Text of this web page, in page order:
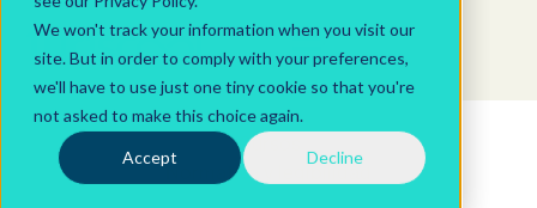
We won't track your information when you visit our
site. But in order to comply with your preferences,
we'll have to use just one tiny cookie so that you're
not asked to make this choice again.
Accept Decline
Cursos
Normativa y legibilidad